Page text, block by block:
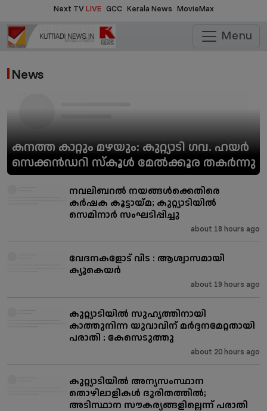
Next TVLIVE GCC Kerala News MovieMax
Menu
News
കനത്ത കാറ്റും മഴയും: കുറ്റ്യാടി ഗവ. ഹയർ
സെക്കൻഡറി സ്കൂൾ മേൽക്കൂര തകർന്നു
നവലിബറൽ നയങ്ങൾക്കെതിരെ
കർഷക കൂട്ടായ്മ; കുറ്റ്യാടിയിൽ
സെമിനാർ സംഘടിപ്പിച്ചു
about 18 hours ago
വേദനകളോട് വിട : ആശ്വാസമായി
ക്യൂകെയർ
about 19 hours ago
കുറ്റ്യാടിയിൽ സുഹൃത്തിനായി
കാത്തുനിന്ന യുവാവിന് മർദ്ദനമേറ്റതായി
പരാതി ; കേസെടുത്തു
about 20 hours ago
കുറ്റ്യാടിയിൽ അന്യസംസ്ഥാന
തൊഴിലാളികൾ ദുരിതത്തിൽ;
അടിസ്ഥാന സൗകര്യങ്ങളില്ലെന്ന് പരാതി